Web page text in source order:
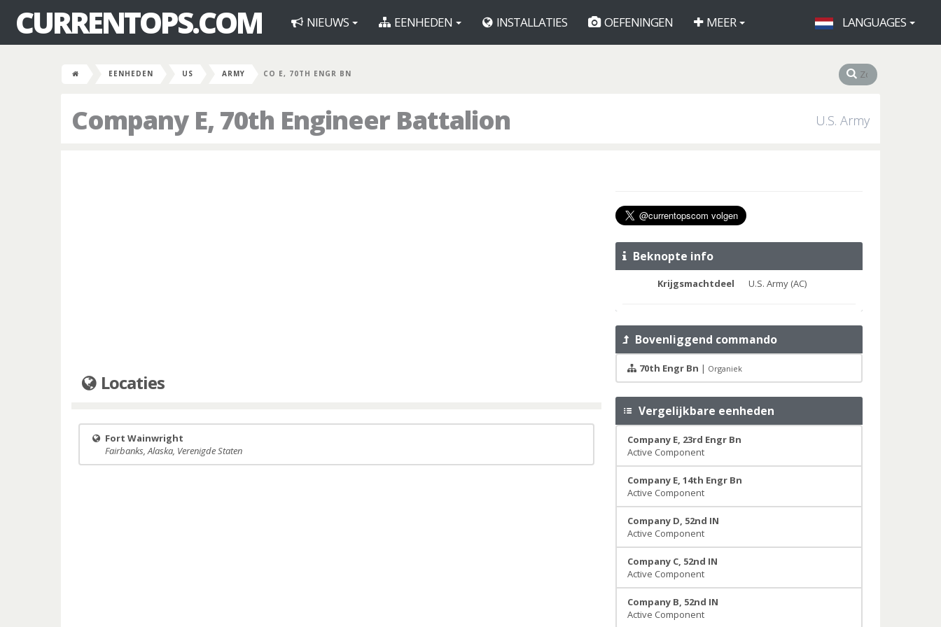
CURRENTOPS.COM NIEUWS EENHEDEN INSTALLATIES OEFENINGEN MEER LANGUAGES
EENHEDEN US ARMY CO E, 70TH ENGR BN
Company E, 70th Engineer Battalion U.S. Army
Locaties
Fort Wainwright
Fairbanks, Alaska, Verenigde Staten
Beknopte info
Krijgsmachtdeel U.S. Army (AC)
Bovenliggend commando
70th Engr Bn | Organiek
Vergelijkbare eenheden
Company E, 23rd Engr Bn
Active Component
Company E, 14th Engr Bn
Active Component
Company D, 52nd IN
Active Component
Company C, 52nd IN
Active Component
Company B, 52nd IN
Active Component